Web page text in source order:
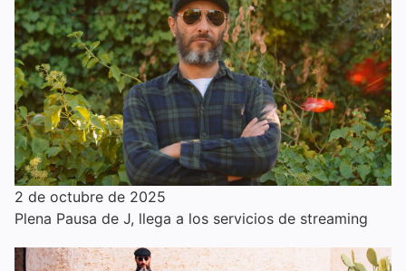
2 de octubre de 2025
Plena Pausa de J, llega a los servicios de streaming